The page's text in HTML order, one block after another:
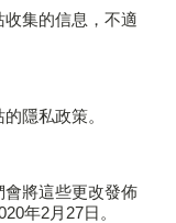
集的信息，不適
隱私政策。
將這些更改發佈
年2月27日。